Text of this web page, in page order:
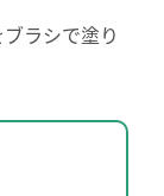
ラシで塗り